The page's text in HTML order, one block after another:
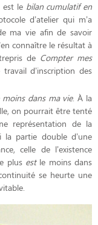
est le bilan cumulatif en
d’atelier qui m’a
ma vie afin de savoir
connaître le résultat à
de Compter mes
d’inscription des
dans ma vie. À la
on pourrait être tenté
représentation de la
la partie double d’une
celle de l’existence
plus estle moins dans
se heurte une